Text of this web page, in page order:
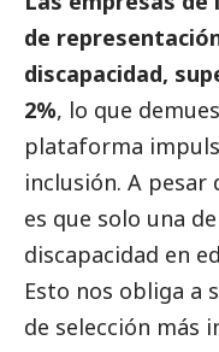
de
discapacidad,
2%, lo que
plataforma
inclusión. A pesar
es que solo una
discapacidad en
Esto nos obliga a
de selección más